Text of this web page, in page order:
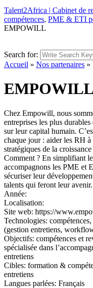
Talent2Africa | Cabinet de
compétences, PME & ETI
EMPOWILL
Search for:
Accueil » Nos partenaires »
EMPOWILL
Chez Empowill, nous
entreprises les plus
sur leur capital humain.
chaque jour : aider les RH à
stratégiques de la
Comment ? En simplifiant
accompagnons les PME et
sécuriser leur
talents qui feront leur avenir.
Année:
Localisation:
Site web: https://
Technologies:
(gestion entretiens,
Objectifs: compétences et
spécialisée dans
entretiens
Cibles: formation &
entretiens
Langues parlées: Français